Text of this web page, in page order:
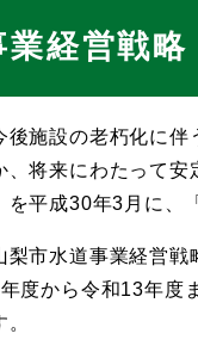
業経営戦略
後施設の老朽化に
、将来にわたって
を平成30年3月に、
梨市水道事業経営
度から令和13年度